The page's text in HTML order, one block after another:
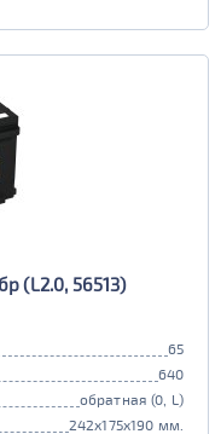
(L2.0, 56513)
65
640
обратная (0, L)
242x175x190 мм.